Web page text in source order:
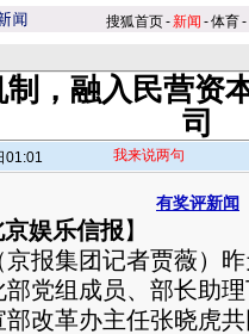
搜狐首页-新闻 -体育-
，融入民营资
司
01:01 我来说两句
有奖评新闻
娱乐信报】
集团记者贾薇）昨
部党组成员、部长助
改革办主任张晓虎